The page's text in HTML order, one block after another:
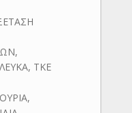
ΤΚΕ